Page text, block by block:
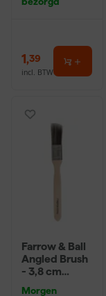
1,39
incl. BTW
Farrow & Ball
Angled Brush
- 3,8 cm
Morgen